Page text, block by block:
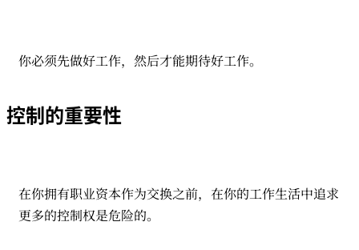
你必须先做好工作，然后才能期待好工作。
控制的重要性
在你拥有职业资本作为交换之前，在你的工作生活中追求
更多的控制权是危险的。